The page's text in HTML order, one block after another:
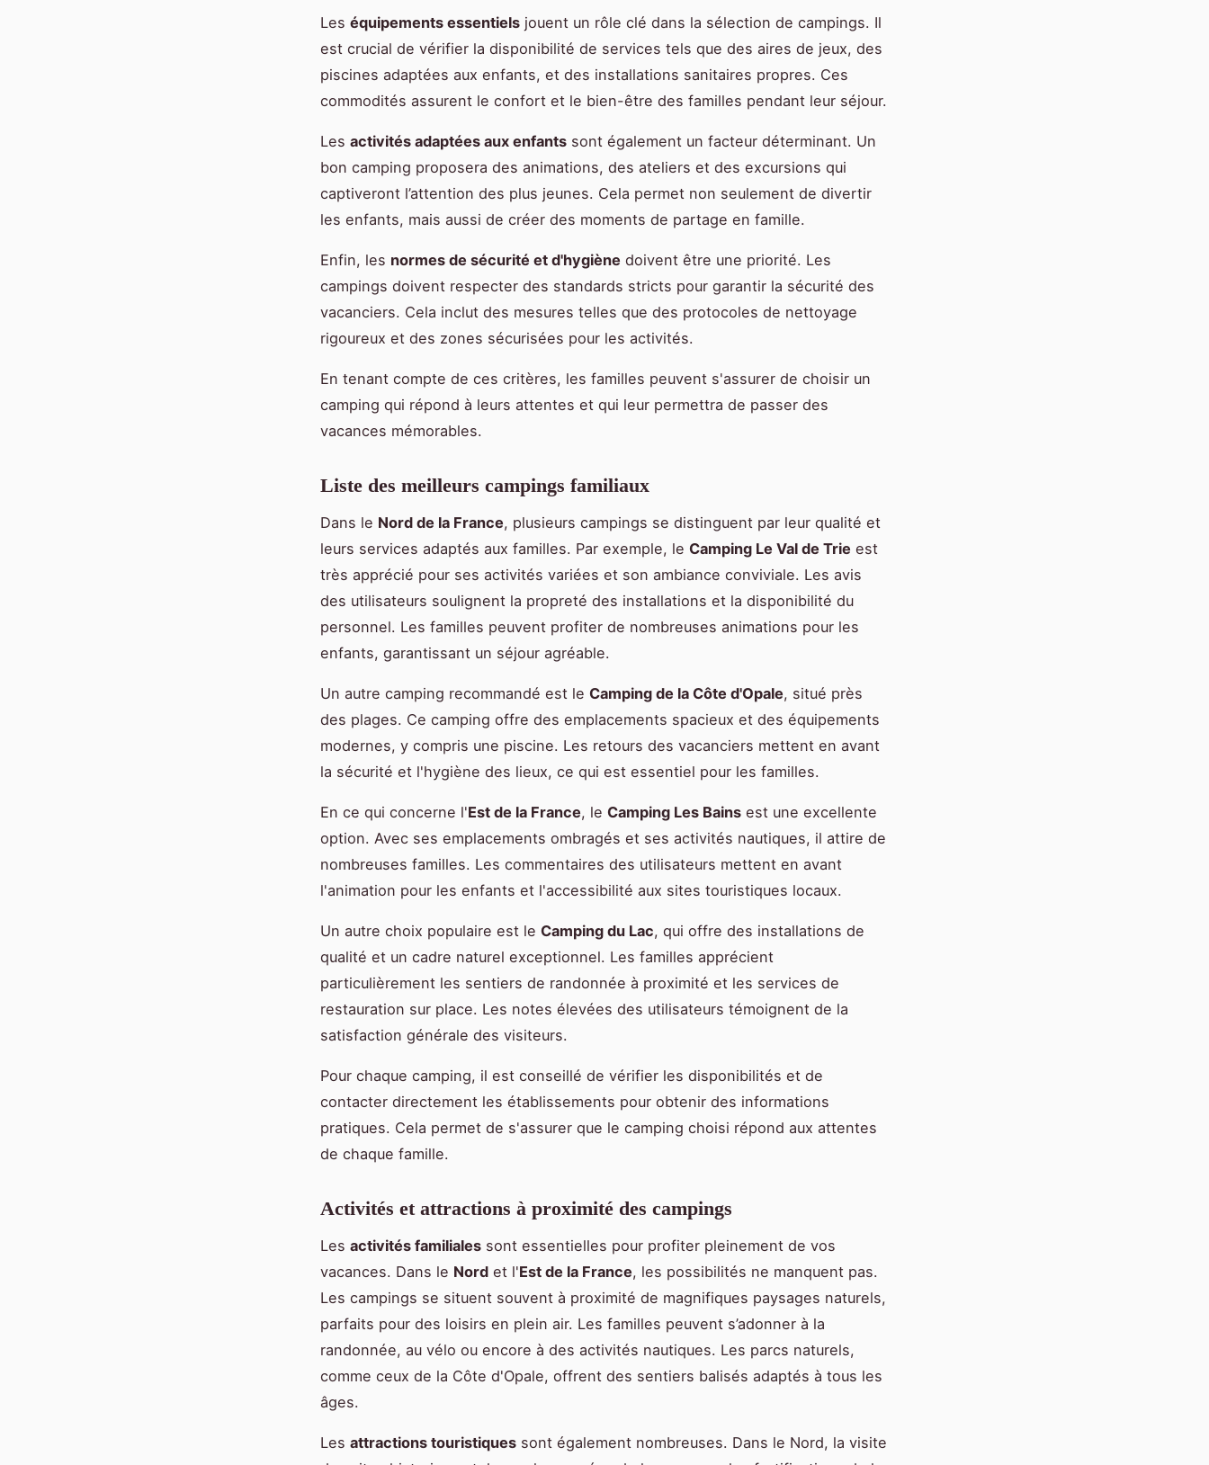
Les équipements essentiels jouent un rôle clé dans la sélection de campings. Il
est crucial de vérifier la disponibilité de services tels que des aires de jeux, des
piscines adaptées aux enfants, et des installations sanitaires propres. Ces
commodités assurent le confort et le bien-être des familles pendant leur séjour.
Les activités adaptées aux enfants sont également un facteur déterminant. Un
bon camping proposera des animations, des ateliers et des excursions qui
captiveront l’attention des plus jeunes. Cela permet non seulement de divertir
les enfants, mais aussi de créer des moments de partage en famille.
Enfin, les normes de sécurité et d'hygiène doivent être une priorité. Les
campings doivent respecter des standards stricts pour garantir la sécurité des
vacanciers. Cela inclut des mesures telles que des protocoles de nettoyage
rigoureux et des zones sécurisées pour les activités.
En tenant compte de ces critères, les familles peuvent s'assurer de choisir un
camping qui répond à leurs attentes et qui leur permettra de passer des
vacances mémorables.
Liste des meilleurs campings familiaux
Dans le Nord de la France, plusieurs campings se distinguent par leur qualité et
leurs services adaptés aux familles. Par exemple, le Camping Le Val de Trie est
très apprécié pour ses activités variées et son ambiance conviviale. Les avis
des utilisateurs soulignent la propreté des installations et la disponibilité du
personnel. Les familles peuvent profiter de nombreuses animations pour les
enfants, garantissant un séjour agréable.
Un autre camping recommandé est le Camping de la Côte d'Opale, situé près
des plages. Ce camping offre des emplacements spacieux et des équipements
modernes, y compris une piscine. Les retours des vacanciers mettent en avant
la sécurité et l'hygiène des lieux, ce qui est essentiel pour les familles.
En ce qui concerne l'Est de la France, le Camping Les Bains est une excellente
option. Avec ses emplacements ombragés et ses activités nautiques, il attire de
nombreuses familles. Les commentaires des utilisateurs mettent en avant
l'animation pour les enfants et l'accessibilité aux sites touristiques locaux.
Un autre choix populaire est le Camping du Lac, qui offre des installations de
qualité et un cadre naturel exceptionnel. Les familles apprécient
particulièrement les sentiers de randonnée à proximité et les services de
restauration sur place. Les notes élevées des utilisateurs témoignent de la
satisfaction générale des visiteurs.
Pour chaque camping, il est conseillé de vérifier les disponibilités et de
contacter directement les établissements pour obtenir des informations
pratiques. Cela permet de s'assurer que le camping choisi répond aux attentes
de chaque famille.
Activités et attractions à proximité des campings
Les activités familiales sont essentielles pour profiter pleinement de vos
vacances. Dans le Nord et l'Est de la France, les possibilités ne manquent pas.
Les campings se situent souvent à proximité de magnifiques paysages naturels,
parfaits pour des loisirs en plein air. Les familles peuvent s’adonner à la
randonnée, au vélo ou encore à des activités nautiques. Les parcs naturels,
comme ceux de la Côte d'Opale, offrent des sentiers balisés adaptés à tous les
âges.
Les attractions touristiques sont également nombreuses. Dans le Nord, la visite